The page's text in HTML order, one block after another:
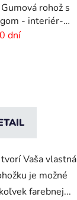
rohož s
- interiér-
dní
Vaša vlastná
je možné
farebnej...